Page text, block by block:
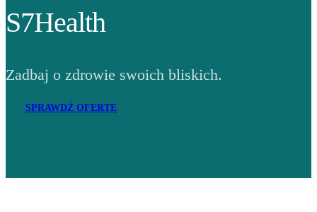
S7Health
Zadbaj o zdrowie swoich bliskich.
SPRAWDŹ OFERTĘ